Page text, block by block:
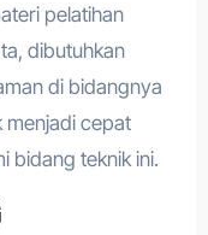
pelatihan
dibutuhkan
di bidangnya
cepat
bidang teknik ini.